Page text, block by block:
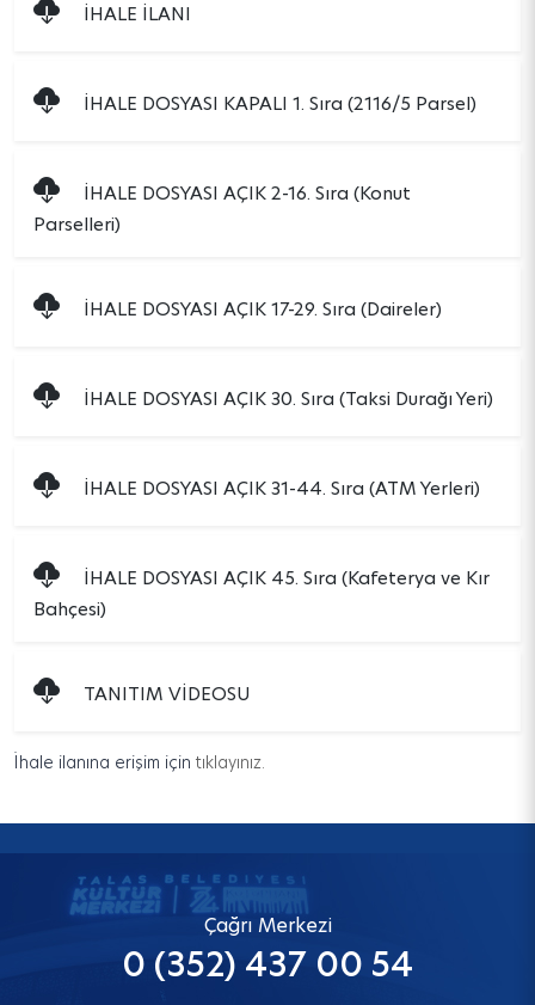
İHALE İLANI
İHALE DOSYASI KAPALI 1. Sıra (2116/5 Parsel)
İHALE DOSYASI AÇIK 2-16. Sıra (Konut
Parselleri)
İHALE DOSYASI AÇIK 17-29. Sıra (Daireler)
İHALE DOSYASI AÇIK 30. Sıra (Taksi Durağı Yeri)
İHALE DOSYASI AÇIK 31-44. Sıra (ATM Yerleri)
İHALE DOSYASI AÇIK 45. Sıra (Kafeterya ve Kır
Bahçesi)
TANITIM VİDEOSU
İhale ilanına erişim için tıklayınız.
Çağrı Merkezi
0 (352) 437 00 54